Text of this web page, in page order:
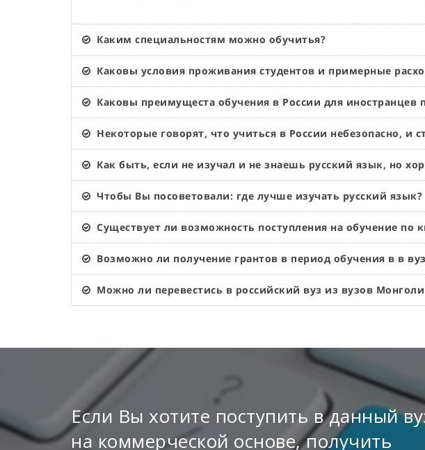
Каким специальностям можно обучитья?
Каковы условия проживания студентов и примерные
Каковы преимущеста обучения в России для иностранцев
Некоторые говорят, что учиться в России небезопасно, и
Как быть, если не изучал и не знаешь русский язык, но
Чтобы Вы посоветовали: где лучше изучать русский язык?
Существует ли возможность поступления на обучение по
Возможно ли получение грантов в период обучения в в
Можно ли перевестись в российский вуз из вузов
Если Вы хотите поступить в данный
на коммерческой основе, получить